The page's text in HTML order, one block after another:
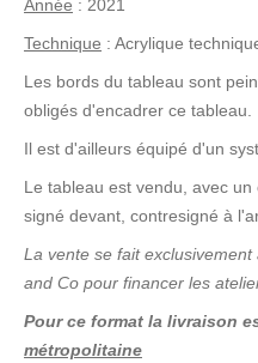
Année : 2021
Technique : Acrylique
Les bords du tableau sont
obligés d'encadrer ce tableau.
Il est d'ailleurs équipé d'un
Le tableau est vendu, avec
signé devant, contresigné à
La vente se fait
and Co pour financer les
Pour ce format la livraison
métropolitaine